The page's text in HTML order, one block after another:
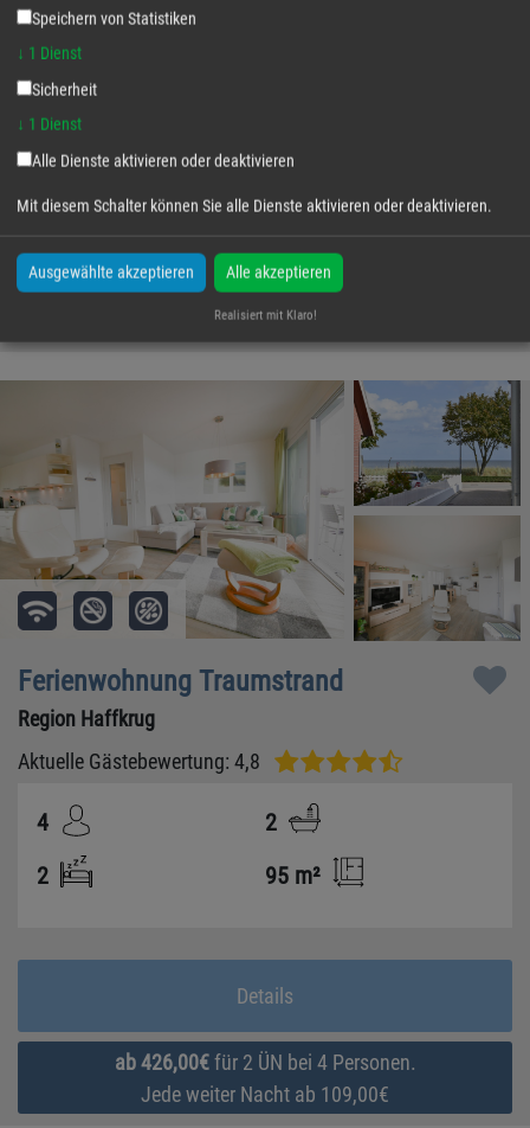
zwei geräumigen Schlafzimmern und Badezimmern en
suites inklusive Sauna bietet diese großzügig
Ferienwohnung Platz für vier Gäste.
4
2
ab 416,00€ für 2 ÜN bei 4 Personen.
Jede weiter Nacht ab 109,00€
Ferienwohnung Traumstrand
Region Haffkrug
Aktuelle Gästebewertung: 4,8
4
2
2
95 m²
Details
ab 426,00€für 2 ÜN bei 4 Personen.
Jede weiter Nacht ab 109,00€
Speichern von Statistiken
↓ 1 Dienst
Sicherheit
↓ 1 Dienst
Alle Dienste aktivieren oder deaktivieren
Mit diesem Schalter können Sie alle Dienste aktivieren oder deaktivieren.
Ausgewählte akzeptieren Alle akzeptieren
Realisiert mit Klaro!